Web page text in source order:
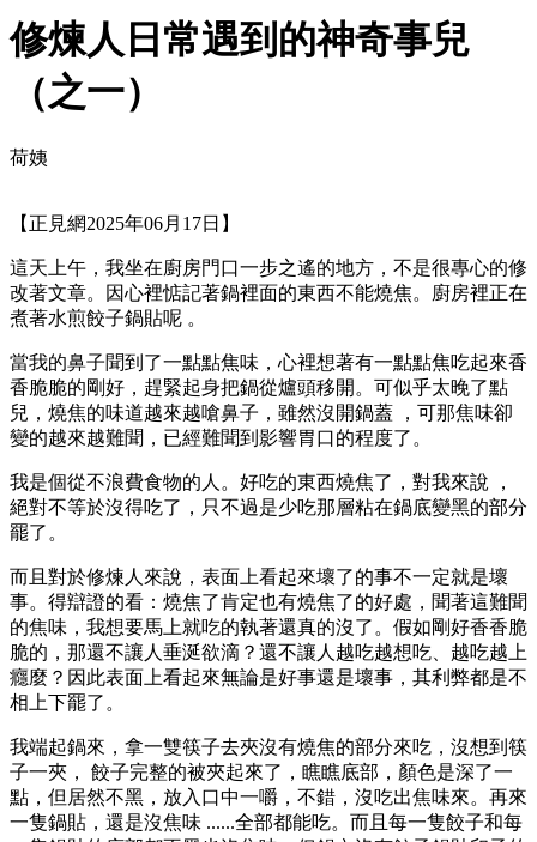
修煉人日常遇到的神奇事兒
（之一）
荷姨
【正見網2025年06月17日】
這天上午，我坐在廚房門口一步之遙的地方，不是很專心的修
改著文章。因心裡惦記著鍋裡面的東西不能燒焦。廚房裡正在
煮著水煎餃子鍋貼呢 。
當我的鼻子聞到了一點點焦味，心裡想著有一點點焦吃起來香
香脆脆的剛好，趕緊起身把鍋從爐頭移開。可似乎太晚了點
兒，燒焦的味道越來越嗆鼻子，雖然沒開鍋蓋 ，可那焦味卻
變的越來越難聞，已經難聞到影響胃口的程度了。
我是個從不浪費食物的人。好吃的東西燒焦了，對我來說 ，
絕對不等於沒得吃了，只不過是少吃那層粘在鍋底變黑的部分
罷了。
而且對於修煉人來說，表面上看起來壞了的事不一定就是壞
事。得辯證的看：燒焦了肯定也有燒焦了的好處，聞著這難聞
的焦味，我想要馬上就吃的執著還真的沒了。假如剛好香香脆
脆的，那還不讓人垂涎欲滴？還不讓人越吃越想吃、越吃越上
癮麼？因此表面上看起來無論是好事還是壞事，其利弊都是不
相上下罷了。
我端起鍋來，拿一雙筷子去夾沒有燒焦的部分來吃，沒想到筷
子一夾， 餃子完整的被夾起來了，瞧瞧底部，顏色是深了一
點，但居然不黑，放入口中一嚼，不錯，沒吃出焦味來。再來
一隻鍋貼，還是沒焦味 ......全部都能吃。而且每一隻餃子和每